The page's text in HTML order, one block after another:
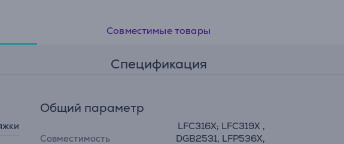
Совместимые товары
Спецификация
Общий параметр
Совместимость
LFC316X; LFC319X ,
DGB2531, LFP536X,